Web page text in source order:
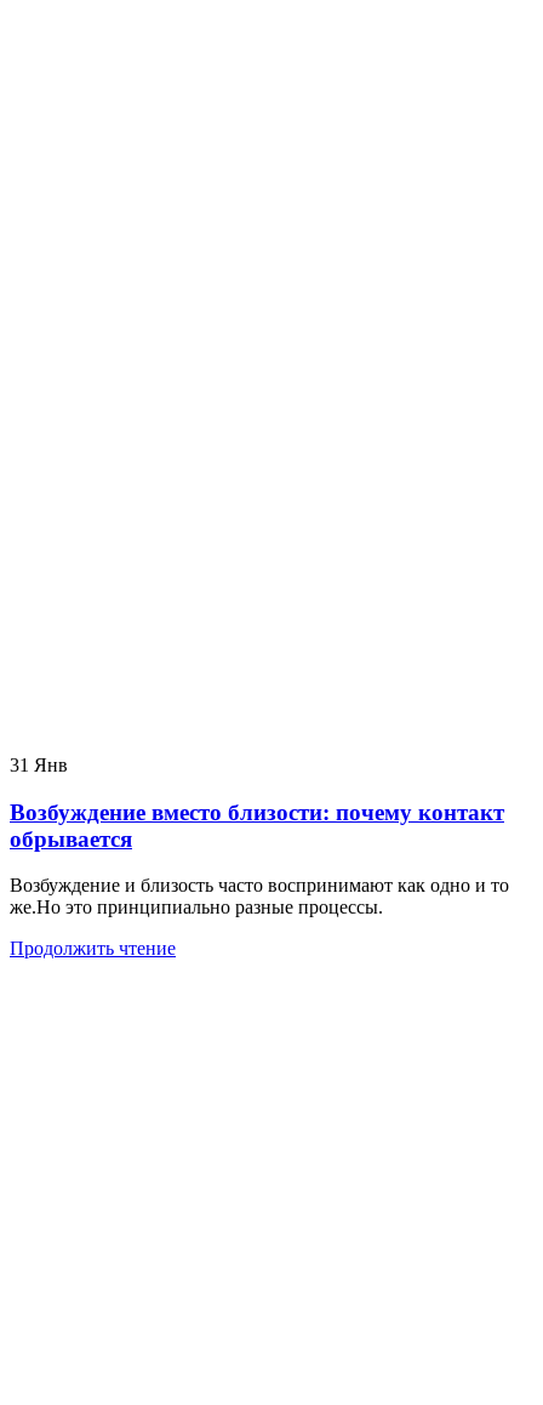
31 Янв
Возбуждение вместо близости: почему контакт
обрывается
Возбуждение и близость часто воспринимают как одно и то
же.Но это принципиально разные процессы.
Продолжить чтение